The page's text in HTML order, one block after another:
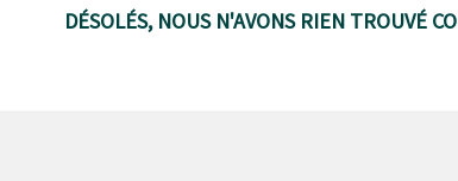
DÉSOLÉS, NOUS N'AVONS RIEN TROUVÉ